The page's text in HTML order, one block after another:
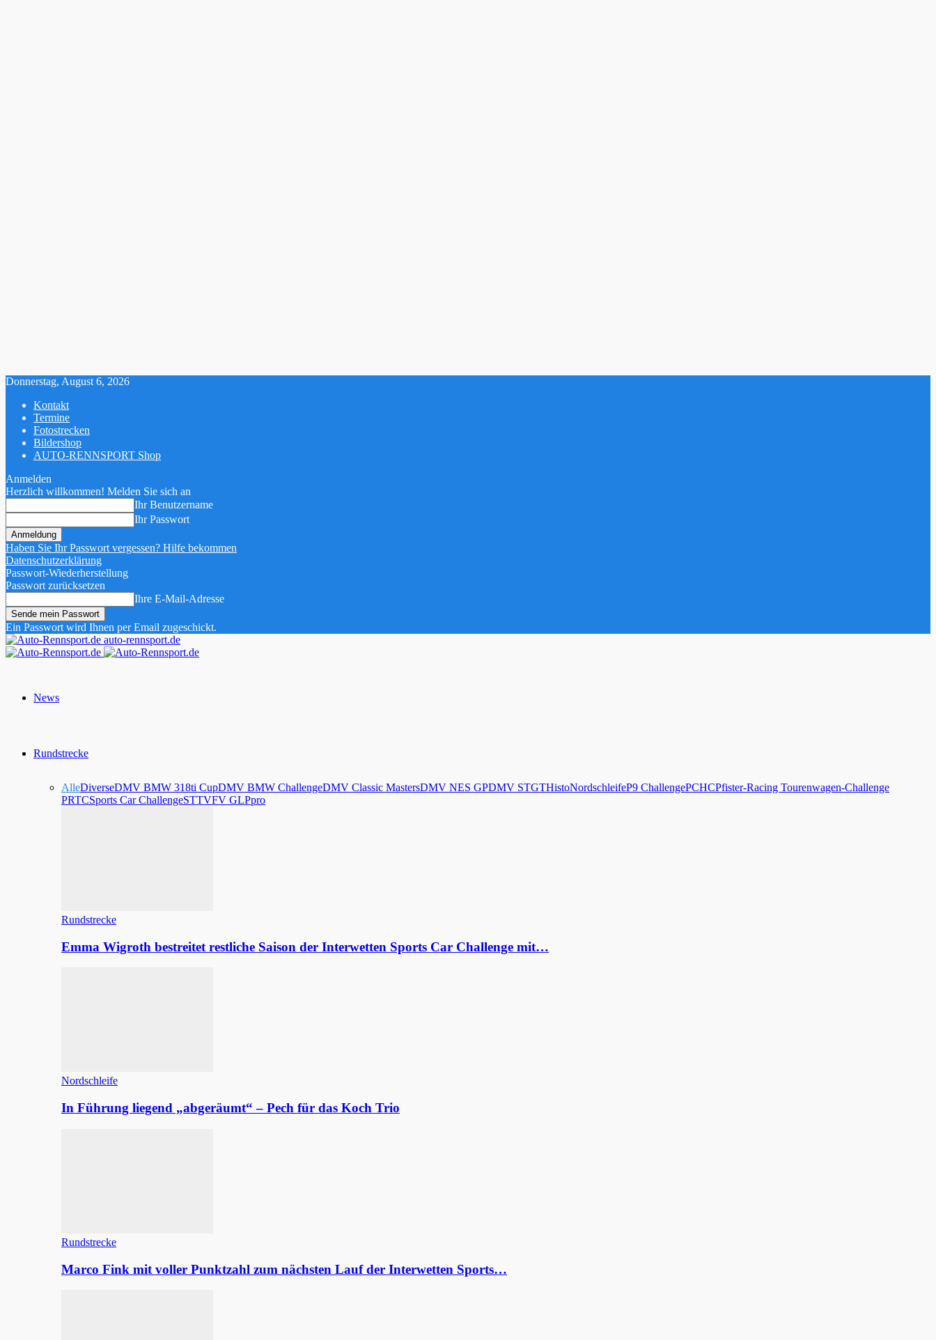
Donnerstag, August 6, 2026
Kontakt
Termine
Fotostrecken
Bildershop
AUTO-RENNSPORT Shop
Anmelden
Herzlich willkommen! Melden Sie sich an
Ihr Benutzername
Ihr Passwort
Haben Sie Ihr Passwort vergessen? Hilfe bekommen
Datenschutzerklärung
Passwort-Wiederherstellung
Passwort zurücksetzen
Ihre E-Mail-Adresse
Ein Passwort wird Ihnen per Email zugeschickt.
auto-rennsport.de
News
Rundstrecke
AlleDiverseDMV BMW 318ti CupDMV BMW ChallengeDMV Classic MastersDMV NES GPDMV STGTHistoNordschleifeP9 ChallengePCHCPfister-Racing Tourenwagen-Challenge
PRTCSports Car ChallengeSTTVFV GLPpro
Rundstrecke
Emma Wigroth bestreitet restliche Saison der Interwetten Sports Car Challenge mit…
Nordschleife
In Führung liegend „abgeräumt“ – Pech für das Koch Trio
Rundstrecke
Marco Fink mit voller Punktzahl zum nächsten Lauf der Interwetten Sports…